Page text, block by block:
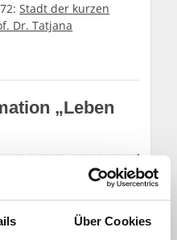
Über Cookies
72:Stadt der kurzen
Dr. Tatjana
„Leben